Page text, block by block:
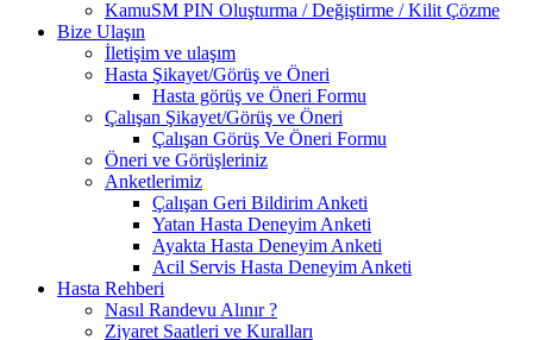
KamuSM PIN Oluşturma / Değiştirme / Kilit Çözme
Bize Ulaşın
İletişim ve ulaşım
Hasta Şikayet/Görüş ve Öneri
Hasta görüş ve Öneri Formu
Çalışan Şikayet/Görüş ve Öneri
Çalışan Görüş Ve Öneri Formu
Öneri ve Görüşleriniz
Anketlerimiz
Çalışan Geri Bildirim Anketi
Yatan Hasta Deneyim Anketi
Ayakta Hasta Deneyim Anketi
Acil Servis Hasta Deneyim Anketi
Hasta Rehberi
Nasıl Randevu Alınır ?
Ziyaret Saatleri ve Kuralları